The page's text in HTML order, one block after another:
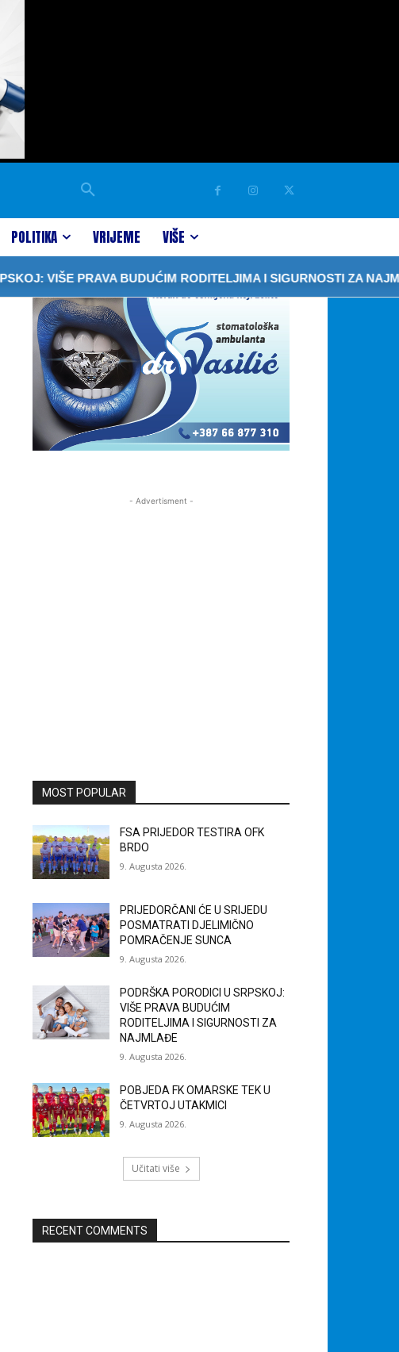
POLITIKA VRIJEME VIŠE
PRAVA BUDUĆIM RODITELJIMA I SIGURNOSTI ZA NAJMLAĐE
- Advertisment -
MOST POPULAR
FSA PRIJEDOR TESTIRA OFK
BRDO
9. Augusta 2026.
PRIJEDORČANI ĆE U SRIJEDU
POSMATRATI DJELIMIČNO
POMRAČENJE SUNCA
9. Augusta 2026.
PODRŠKA PORODICI U SRPSKOJ:
VIŠE PRAVA BUDUĆIM
RODITELJIMA I SIGURNOSTI ZA
NAJMLAĐE
9. Augusta 2026.
POBJEDA FK OMARSKE TEK U
ČETVRTOJ UTAKMICI
9. Augusta 2026.
Učitati više
RECENT COMMENTS